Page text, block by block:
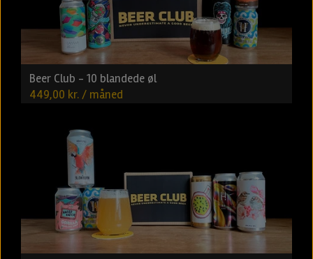
Beer Club - 10 blandede øl
449,00 kr. / måned